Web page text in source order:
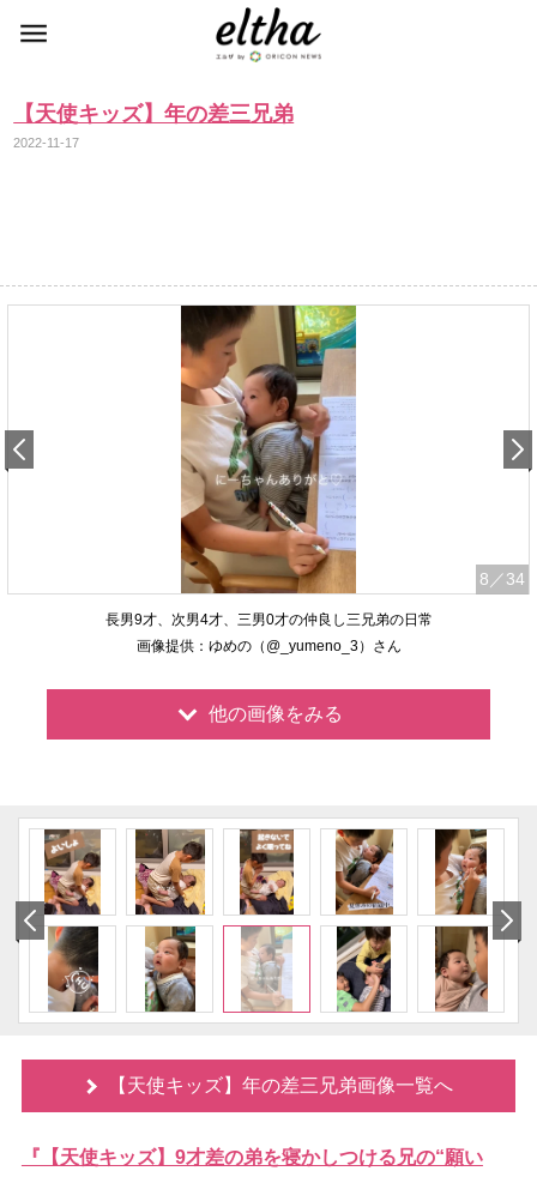
【天使キッズ】年の差三兄弟
2022-11-17
8 ／34
長男9才、次男4才、三男0才の仲良し三兄弟の日常
画像提供：ゆめの（@_yumeno_3）さん
他の画像をみる
【天使キッズ】年の差三兄弟画像一覧へ
『【天使キッズ】9才差の弟を寝かしつける兄の“願い